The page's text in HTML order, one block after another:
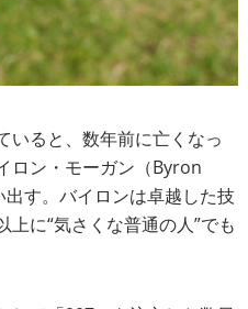
いると、数年前に亡くなっ
ロン・モーガン（Byron
す。バイロンは卓越した技
に“気さくな普通の人”でも